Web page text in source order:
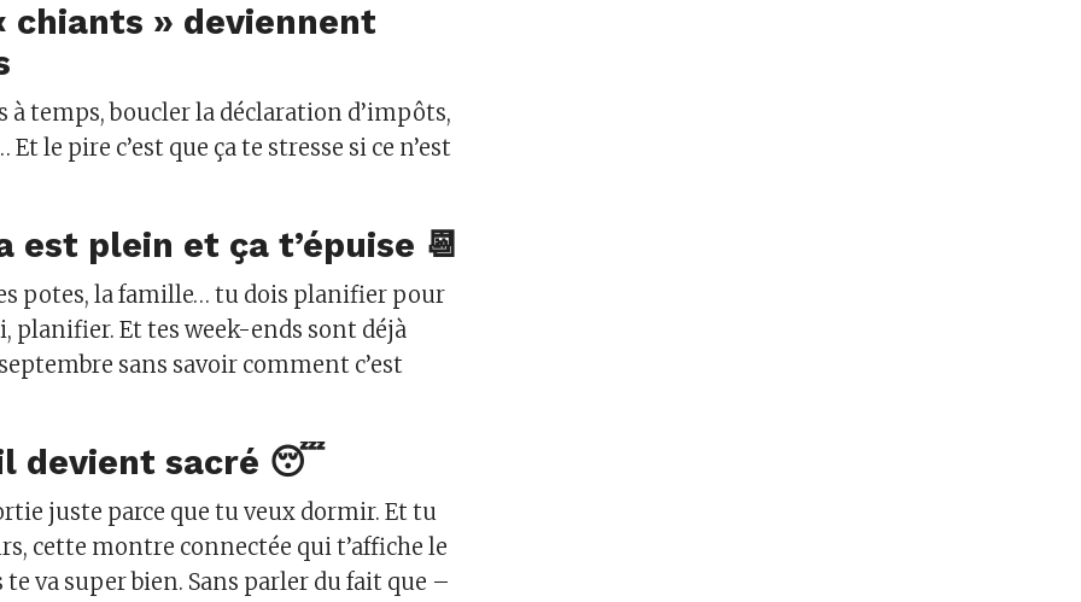
chiants » deviennent
à temps, boucler la déclaration d’impôts,
le pire c’est que ça te stresse si ce n’est
est plein et ça t’épuise 📆​
potes, la famille… tu dois planifier pour
planifier. Et tes week-ends sont déjà
sans savoir comment c’est
devient sacré 😴​
juste parce que tu veux dormir. Et tu
cette montre connectée qui t’affiche le
te va super bien. Sans parler du fait que –